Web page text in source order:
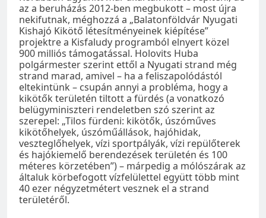
az a beruházás 2012-ben megbukott – most újra
nekifutnak, méghozzá a „Balatonföldvár Nyugati
Kishajó Kikötő létesítményeinek kiépítése”
projektre a Kisfaludy programból elnyert közel
900 milliós támogatással. Holovits Huba
polgármester szerint ettől a Nyugati strand még
strand marad, amivel – ha a feliszapolódástól
eltekintünk – csupán annyi a probléma, hogy a
kikötők területén tiltott a fürdés (a vonatkozó
belügyminiszteri rendeletben szó szerint az
szerepel: „Tilos fürdeni: kikötők, úszóműves
kikötőhelyek, úszóműállások, hajóhidak,
veszteglőhelyek, vízi sportpályák, vízi repülőterek
és hajókiemelő berendezések területén és 100
méteres körzetében”) – márpedig a mólószárak az
általuk körbefogott vízfelülettel együtt több mint
40 ezer négyzetmétert vesznek el a strand
területéről.